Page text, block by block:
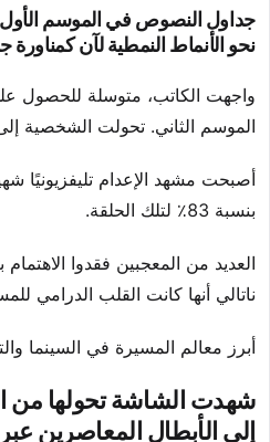
جداول النصوص في الموسم
نحو الأنماط النمطية لآن كمناورة
واجهت الكاتب، متوسلة للحصول
الموسم الثاني. تحولت الشخصية
أصبحت مشهد الإعدام تليفزيونيًا
بنسبة 83٪ لتلك الحلقة.
العديد من المعجبين فقدوا
ناتالي أنها كانت القلب الدرامي
أبرز معالم المسيرة في السينما
شهدت الشاشة تحولها من
إلى الأبطال المعاصرين